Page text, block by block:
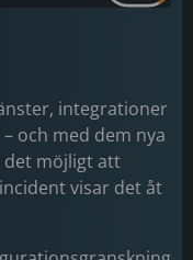
integrationer
och med dem nya
det möjligt att
visar det åt